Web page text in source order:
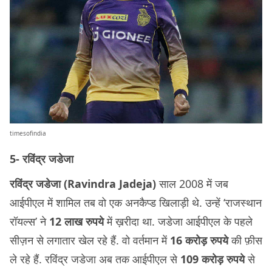
timesofindia
5- रविंद्र जडेजा
रविंद्र जडेजा (Ravindra Jadeja)साल 2008 में जब
आईपीएल में शामिल तब वो एक अनकैप्ड खिलाड़ी थे. उन्हें ‘राजस्थान
रॉयल्स’ ने 12 लाख रुपयेमें ख़रीदा था. जडेजा आईपीएल के पहले
सीज़न से लगातार खेल रहे हैं. वो वर्तमान में 16 करोड़ रुपयेकी फ़ीस
ले रहे हैं. रविंद्र जडेजा अब तक आईपीएल से109 करोड़ रुपयेसे